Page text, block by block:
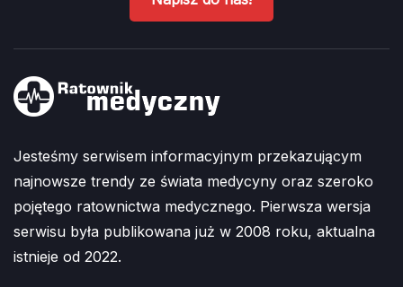
Jesteśmy serwisem informacyjnym przekazującym
najnowsze trendy ze świata medycyny oraz szeroko
pojętego ratownictwa medycznego. Pierwsza wersja
serwisu była publikowana już w 2008 roku, aktualna
istnieje od 2022.